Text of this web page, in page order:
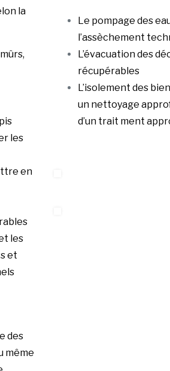
la
les
en
les
et
des
même
Le pompage des
l’assèchement
L’évacuation des
récupérables
L’isolement des
un nettoyage
d’un trait ment